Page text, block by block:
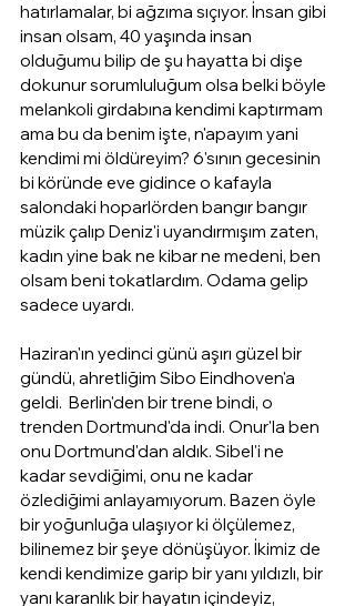
hatırlamalar, bi ağzıma sıçıyor. İnsan gibi
insan olsam, 40 yaşında insan
olduğumu bilip de şu hayatta bi dişe
dokunur sorumluluğum olsa belki böyle
melankoli girdabına kendimi kaptırmam
ama bu da benim işte, n'apayım yani
kendimi mi öldüreyim? 6'sının gecesinin
bi köründe eve gidince o kafayla
salondaki hoparlörden bangır bangır
müzik çalıp Deniz'i uyandırmışım zaten,
kadın yine bak ne kibar ne medeni, ben
olsam beni tokatlardım. Odama gelip
sadece uyardı.
Haziran'ın yedinci günü aşırı güzel bir
gündü, ahretliğim Sibo Eindhoven'a
geldi.  Berlin'den bir trene bindi, o
trenden Dortmund'da indi. Onur'la ben
onu Dortmund'dan aldık. Sibel'i ne
kadar sevdiğimi, onu ne kadar
özlediğimi anlayamıyorum. Bazen öyle
bir yoğunluğa ulaşıyor ki ölçülemez,
bilinemez bir şeye dönüşüyor. İkimiz de
kendi kendimize garip bir yanı yıldızlı, bir
yanı karanlık bir hayatın içindeyiz,